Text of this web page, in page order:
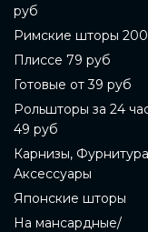
руб
Римские шторы
Плиссе 79 руб
Готовые от 39 руб
Рольшторы за 24
49 руб
Карнизы,
Аксессуары
Японские шторы
На мансардные/